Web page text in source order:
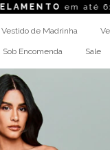
em até 6x sem
Vestido de Madrinha
Sob Encomenda Sale